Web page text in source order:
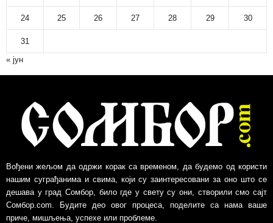
24 25 26 27 28 29 30
31
« јун
Вођени жељом да одржи корак са временом, да будемо од користи
нашим суграђанима и свима, који су заинтересовани за оно што се
дешава у град Сомбор, било где у свету су они, створили смо сајт
Сомбор.com. Будите део овог процеса, поделите са нама ваше
приче, мишљења, успехе или проблеме.